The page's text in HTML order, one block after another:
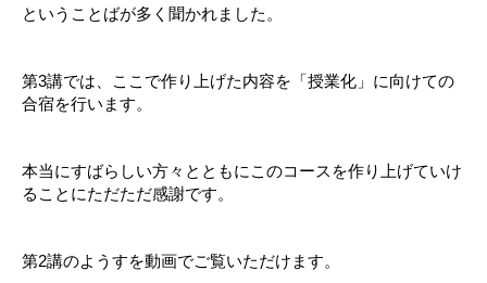
ということばが多く聞かれました。
第3講では、ここで作り上げた内容を「授業化」に向けての
合宿を行います。
本当にすばらしい方々とともにこのコースを作り上げていけ
ることにただただ感謝です。
第2講のようすを動画でご覧いただけます。